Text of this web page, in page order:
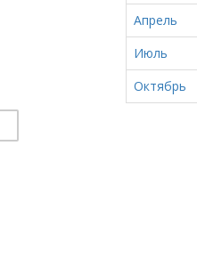
Апрель
Июль
Октябрь